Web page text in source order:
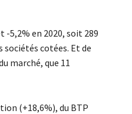
-5,2% en 2020, soit 289
sociétés cotées. Et de
marché, que 11
(+18,6%), du BTP